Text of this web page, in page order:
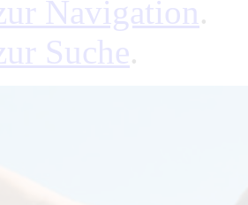
Navigation.
Suche.